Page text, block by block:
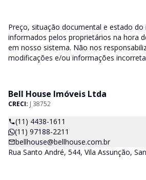
Preço, situação documental e estado do
informados pelos proprietários na hora
em nosso sistema. Não nos
modificações e/ou informações
Bell House Imóveis Ltda
CRECI: J 38752
(11) 4438-1611
(11) 97188-2211
bellhouse@bellhouse.com.br
Rua Santo André, 544, Vila Assunção,